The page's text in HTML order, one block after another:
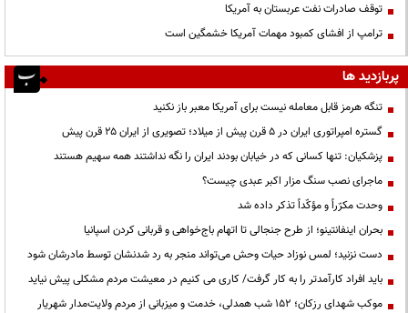
توقف صادرات نفت عربستان به آمریکا
ترامپ از افشای کمبود مهمات آمریکا خشمگین است
پربازدید ها
تنگه هرمز قابل معامله نیست برای آمریکا معبر باز نکنید
گستره امپراتوری ایران در ۵ قرن پیش از میلاد؛ تصویری از ایران ۲۵ قرن پیش
پزشکیان: تنها کسانی که در خیابان بودند ایران را نگه نداشتند همه سهیم هستند
ماجرای نصب سنگ مزار اکبر عبدی چیست؟
وحدت مکرّراً و مؤکّداً تذکر داده شد
بحران اینفانتینو؛ از طرح جنجالی تا اتهام باج‌خواهی و قربانی کردن اسپانیا
دست نزنید؛ لمس نوزاد حیات وحش می‌تواند منجر به رد شدنشان توسط مادرشان شود
باید افراد کارآمدتر را به کار گرفت/ کاری می کنیم در معیشت مردم مشکلی پیش نیاید
موکب شهدای رزکان؛ ۱۵۲ شب همدلی، خدمت و میزبانی از مردم ولایت‌مدار شهریار